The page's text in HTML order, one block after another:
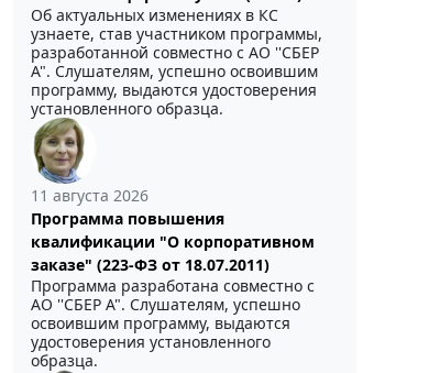
Об актуальных изменениях в КС
узнаете, став участником программы,
разработанной совместно с АО ''СБЕР
А". Слушателям, успешно освоившим
программу, выдаются удостоверения
установленного образца.
11 августа 2026
Программа повышения
квалификации "О корпоративном
заказе" (223-ФЗ от 18.07.2011)
Программа разработана совместно с
АО ''СБЕР А". Слушателям, успешно
освоившим программу, выдаются
удостоверения установленного
образца.